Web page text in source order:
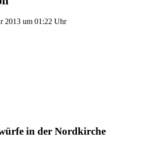
2013 um 01:22 Uhr
in der Nordkirche